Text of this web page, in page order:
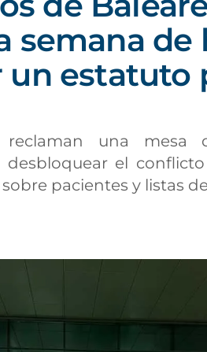
semana de
un estatuto
reclaman una mesa
desbloquear el
pacientes y listas